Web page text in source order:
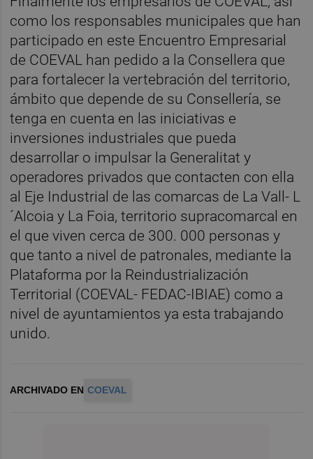
como los responsables municipales que han
participado en este Encuentro Empresarial
de COEVAL han pedido a la Consellera que
para fortalecer la vertebración del territorio,
ámbito que depende de su Consellería, se
tenga en cuenta en las iniciativas e
inversiones industriales que pueda
desarrollar o impulsar la Generalitat y
operadores privados que contacten con ella
al Eje Industrial de las comarcas de La Vall- L
´Alcoia y La Foia, territorio supracomarcal en
el que viven cerca de 300. 000 personas y
que tanto a nivel de patronales, mediante la
Plataforma por la Reindustrialización
Territorial (COEVAL- FEDAC-IBIAE) como a
nivel de ayuntamientos ya esta trabajando
unido.
ARCHIVADO EN COEVAL